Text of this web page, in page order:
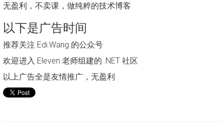
无盈利，不卖课，做纯粹的技术博客
以下是广告时间
推荐关注 Edi.Wang 的公众号
欢迎进入 Eleven 老师组建的 .NET 社区
以上广告全是友情推广，无盈利